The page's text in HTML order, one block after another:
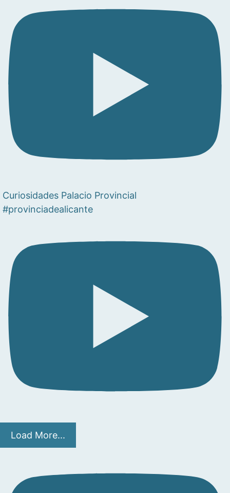
Curiosidades Palacio Provincial
#provinciadealicante
Load More...